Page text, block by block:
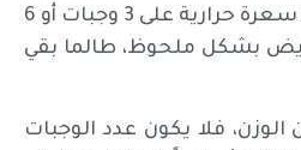
وأوضحوا أن توزيع 2000 سعرة حرارية على 3 وجبات أو 6
بشكل ملحوظ، طالما بقي
فلا يكون عدد الوجبات